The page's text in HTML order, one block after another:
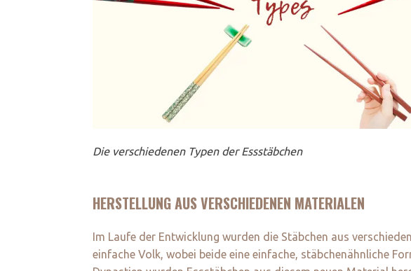
Die verschiedenen Typen der Essstäbchen
HERSTELLUNG AUS VERSCHIEDENEN MATERIALEN
Im Laufe der Entwicklung wurden die Stäbchen aus
einfache Volk, wobei beide eine einfache, stäbchenähnliche